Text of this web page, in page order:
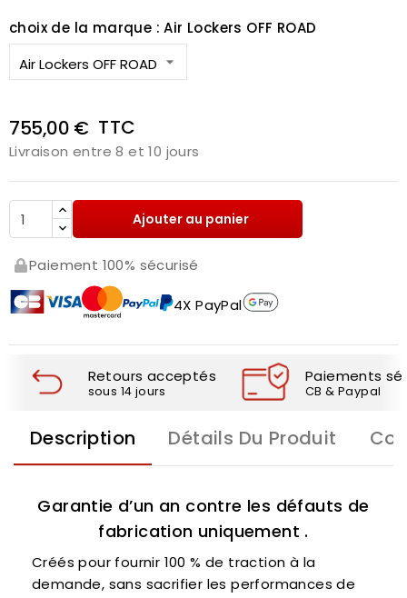
choix de la marque : Air Lockers OFF ROAD
755,00 € TTC
Livraison entre 8 et 10 jours
Ajouter au panier
Paiement 100% sécurisé
4X PayPal
Retours acceptés
sous 14 jours
Paiements
CB & Paypal
Description Détails Du Produit
Garantie d’un an contre les défauts de
fabrication uniquement .
Créés pour fournir 100 % de traction à la
demande, sans sacrifier les performances de